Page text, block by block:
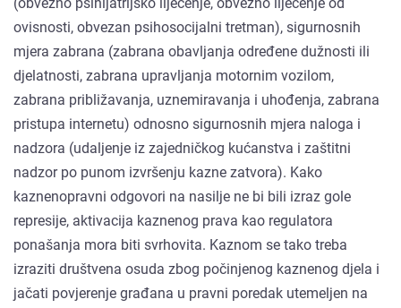
ovisnosti, obvezan psihosocijalni tretman), sigurnosnih
mjera zabrana (zabrana obavljanja određene dužnosti ili
djelatnosti, zabrana upravljanja motornim vozilom,
zabrana približavanja, uznemiravanja i uhođenja, zabrana
pristupa internetu) odnosno sigurnosnih mjera naloga i
nadzora (udaljenje iz zajedničkog kućanstva i zaštitni
nadzor po punom izvršenju kazne zatvora). Kako
kaznenopravni odgovori na nasilje ne bi bili izraz gole
represije, aktivacija kaznenog prava kao regulatora
ponašanja mora biti svrhovita. Kaznom se tako treba
izraziti društvena osuda zbog počinjenog kaznenog djela i
jačati povjerenje građana u pravni poredak utemeljen na